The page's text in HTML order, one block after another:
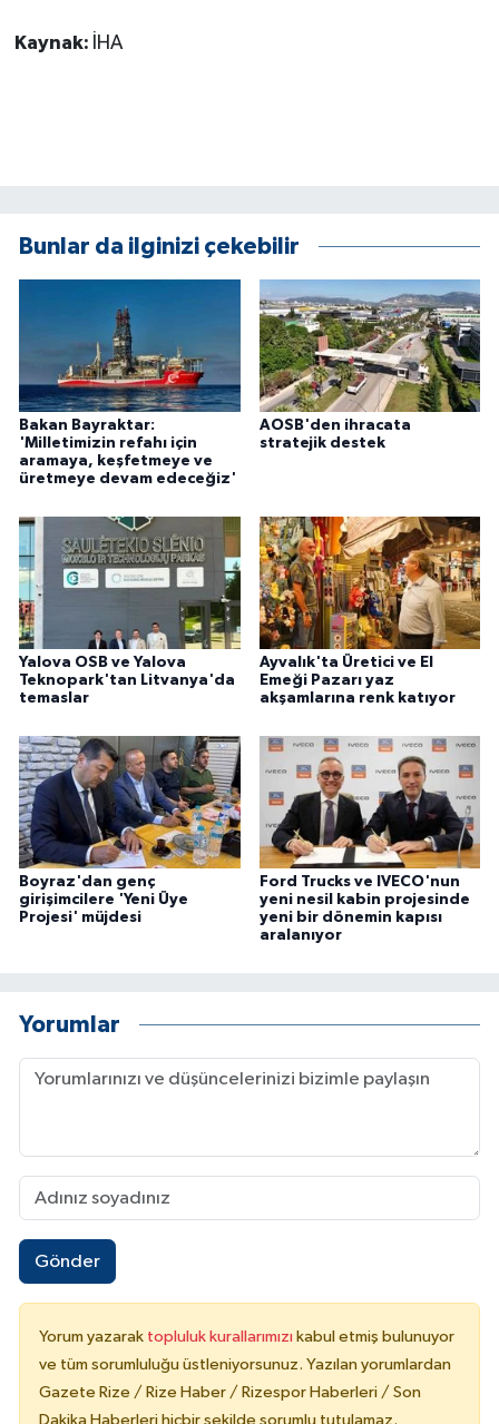
Kaynak: İHA
Bunlar da ilginizi çekebilir
Bakan Bayraktar:
'Milletimizin refahı için
aramaya, keşfetmeye ve
üretmeye devam edeceğiz'
AOSB'den ihracata
stratejik destek
Yalova OSB ve Yalova
Teknopark'tan Litvanya'da
temaslar
Ayvalık'ta Üretici ve El
Emeği Pazarı yaz
akşamlarına renk katıyor
Boyraz'dan genç
girişimcilere 'Yeni Üye
Projesi' müjdesi
Ford Trucks ve IVECO'nun
yeni nesil kabin projesinde
yeni bir dönemin kapısı
aralanıyor
Yorumlar
Gönder
Yorum yazarak topluluk kurallarımızı kabul etmiş bulunuyor
ve tüm sorumluluğu üstleniyorsunuz. Yazılan yorumlardan
Gazete Rize / Rize Haber / Rizespor Haberleri / Son
Dakika Haberleri hiçbir şekilde sorumlu tutulamaz.